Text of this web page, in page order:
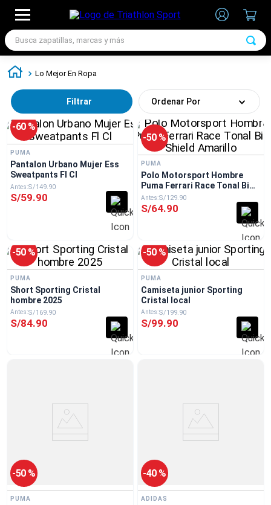
Busca zapatillas, marcas y más
Lo Mejor En Ropa
Filtrar Ordenar Por
-60 %
PUMA
Pantalon Urbano Mujer Ess
Sweatpants Fl Cl
S/149.90
S/59.90
-50 %
PUMA
Polo Motorsport Hombre
Puma Ferrari Race Tonal Big
Shield Amarillo
S/129.90
S/64.90
-50 %
PUMA
Short Sporting Cristal
hombre 2025
S/169.90
S/84.90
-50 %
PUMA
Camiseta junior Sporting
Cristal local
S/199.90
S/99.90
-50 %
PUMA
-40 %
ADIDAS
1
zapatillas futbol
zapatillas nike
3.
zapatillas adidas hombre
4.
chimpunes
5.
zapatillas adidas mujer
6.
zapatillas nike hombre
zapatillas nike mujer